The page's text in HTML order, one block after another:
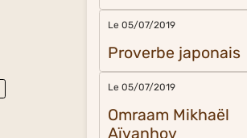
Le 05/07/2019
Proverbe japonais
Le 05/07/2019
Omraam Mikhaël
Aïvanhov